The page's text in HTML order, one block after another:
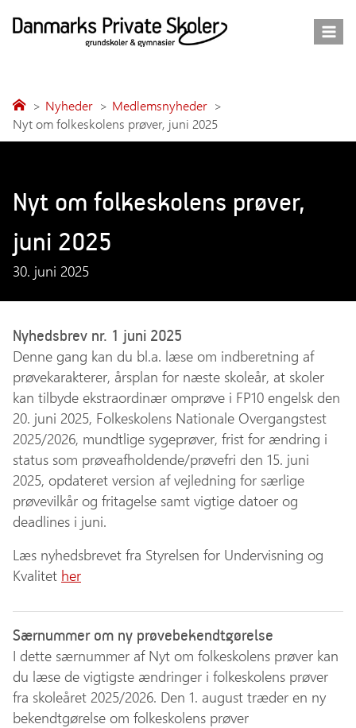
Nyheder
Medlemsnyheder
Nyt om folkeskolens prøver, juni 2025
Nyt om folkeskolens prøver,
juni 2025
30. juni 2025
Nyhedsbrev nr. 1 juni 2025
Denne gang kan du bl.a. læse om indberetning af
prøvekarakterer, årsplan for næste skoleår, at skoler
kan tilbyde ekstraordinær omprøve i FP10 engelsk den
20. juni 2025, Folkeskolens Nationale Overgangstest
2025/2026, mundtlige sygeprøver, frist for ændring i
status som prøveafholdende/prøvefri den 15. juni
2025, opdateret version af vejledning for særlige
prøvevilkår og fritagelse samt vigtige datoer og
deadlines i juni.
Læs nyhedsbrevet fra Styrelsen for Undervisning og
Kvalitet her
Særnummer om ny prøvebekendtgørelse
I dette særnummer af Nyt om folkeskolens prøver kan
du læse de vigtigste ændringer i folkeskolens prøver
fra skoleåret 2025/2026. Den 1. august træder en ny
bekendtgørelse om folkeskolens prøver